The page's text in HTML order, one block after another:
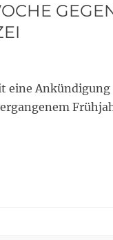
eine Ankündigung